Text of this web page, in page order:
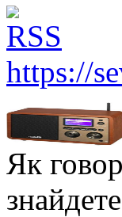
https://
Як